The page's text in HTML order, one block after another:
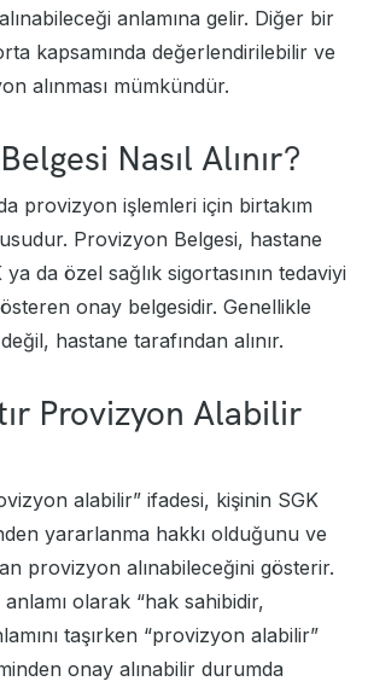
anlamına gelir. Diğer bir
kapsamında değerlendirilebilir ve
alınması mümkündür.
Nasıl Alınır?
provizyon işlemleri için birtakım
Provizyon Belgesi, hastane
da özel sağlık sigortasının tedaviyi
onay belgesidir. Genellikle
hastane tarafından alınır.
Provizyon Alabilir
alabilir” ifadesi, kişinin SGK
yararlanma hakkı olduğunu ve
provizyon alınabileceğini gösterir.
olarak “hak sahibidir,
taşırken “provizyon alabilir”
onay alınabilir durumda